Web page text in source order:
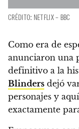
CRÉDITO: NETFLIX – BBC
Como era de
anunciaron una
definitivo a la
Blinders dejó
personajes y
exactamente